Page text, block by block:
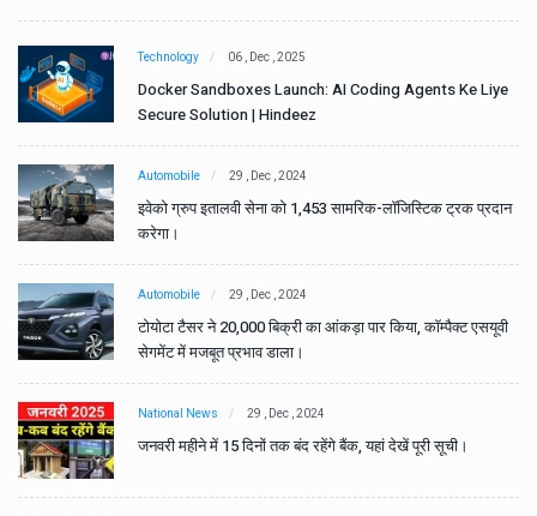
Technology 06 , Dec , 2025
Docker Sandboxes Launch: AI Coding Agents Ke Liye
Secure Solution | Hindeez
Automobile 29 , Dec , 2024
इवेको ग्रुप इतालवी सेना को 1,453 सामरिक-लॉजिस्टिक ट्रक प्रदान
करेगा।
Automobile 29 , Dec , 2024
टोयोटा टैसर ने 20,000 बिक्री का आंकड़ा पार किया, कॉम्पैक्ट एसयूवी
सेगमेंट में मजबूत प्रभाव डाला।
National News 29 , Dec , 2024
जनवरी महीने में 15 दिनों तक बंद रहेंगे बैंक, यहां देखें पूरी सूची।